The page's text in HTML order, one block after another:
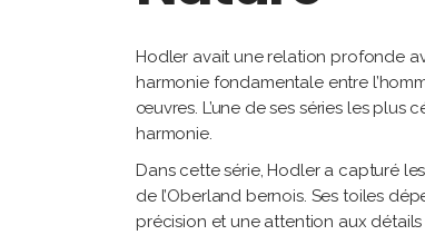
Hodler avait une relation profonde
harmonie fondamentale entre
œuvres. L’une de ses séries les plus
harmonie.
Dans cette série, Hodler a capturé
de l’Oberland bernois. Ses toiles
précision et une attention aux